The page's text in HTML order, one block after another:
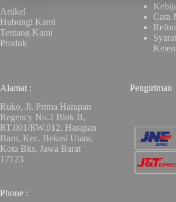
Artikel
Hubungi Kami
Tentang Kami
Produk
Cara
Alamat :
Ruko, Jl. Prima Harapan
Regency No.2 Blok B,
RT.001/RW.012, Harapan
Baru, Kec. Bekasi Utara,
Kota Bks, Jawa Barat
17123
Phone :
Pengiriman